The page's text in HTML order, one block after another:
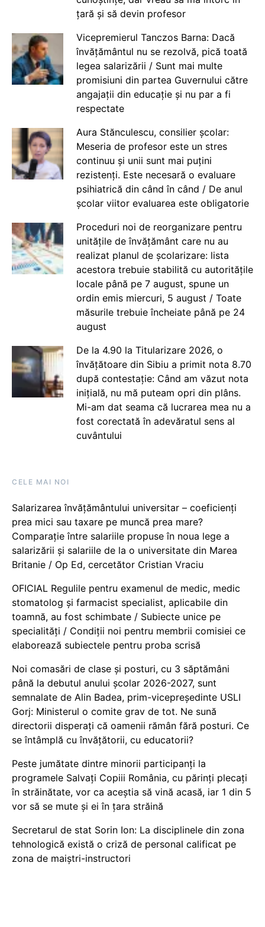
țară și să devin profesor
Vicepremierul Tanczos Barna: Dacă
învățământul nu se rezolvă, pică toată
legea salarizării / Sunt mai multe
promisiuni din partea Guvernului către
angajații din educație și nu par a fi
respectate
Aura Stănculescu, consilier școlar:
Meseria de profesor este un stres
continuu și unii sunt mai puțini
rezistenți. Este necesară o evaluare
psihiatrică din când în când / De anul
școlar viitor evaluarea este obligatorie
Proceduri noi de reorganizare pentru
unitățile de învățământ care nu au
realizat planul de școlarizare: lista
acestora trebuie stabilită cu autoritățile
locale până pe 7 august, spune un
ordin emis miercuri, 5 august / Toate
măsurile trebuie încheiate până pe 24
august
De la 4.90 la Titularizare 2026, o
învățătoare din Sibiu a primit nota 8.70
după contestație: Când am văzut nota
inițială, nu mă puteam opri din plâns.
Mi-am dat seama că lucrarea mea nu a
fost corectată în adevăratul sens al
cuvântului
CELE MAI NOI
Salarizarea învățământului universitar – coeficienți
prea mici sau taxare pe muncă prea mare?
Comparație între salariile propuse în noua lege a
salarizării și salariile de la o universitate din Marea
Britanie / Op Ed, cercetător Cristian Vraciu
OFICIAL Regulile pentru examenul de medic, medic
stomatolog și farmacist specialist, aplicabile din
toamnă, au fost schimbate / Subiecte unice pe
specialități / Condiții noi pentru membrii comisiei ce
elaborează subiectele pentru proba scrisă
Noi comasări de clase și posturi, cu 3 săptămâni
până la debutul anului școlar 2026-2027, sunt
semnalate de Alin Badea, prim-vicepreședinte USLI
Gorj: Ministerul o comite grav de tot. Ne sună
directorii disperați că oamenii rămân fără posturi. Ce
se întâmplă cu învățătorii, cu educatorii?
Peste jumătate dintre minorii participanți la
programele Salvați Copiii România, cu părinți plecați
în străinătate, vor ca aceștia să vină acasă, iar 1 din 5
vor să se mute și ei în țara străină
Secretarul de stat Sorin Ion: La disciplinele din zona
tehnologică există o criză de personal calificat pe
zona de maiștri-instructori